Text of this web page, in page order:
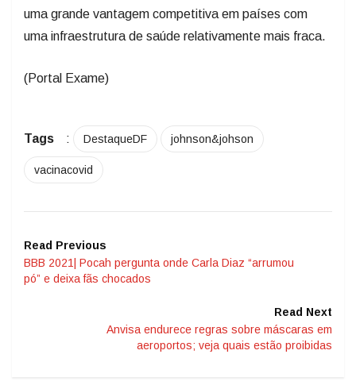
uma grande vantagem competitiva em países com
uma infraestrutura de saúde relativamente mais fraca.
(Portal Exame)
Tags : DestaqueDF johnson&johson
vacinacovid
Read Previous
BBB 2021| Pocah pergunta onde Carla Diaz “arrumou
pó” e deixa fãs chocados
Read Next
Anvisa endurece regras sobre máscaras em
aeroportos; veja quais estão proibidas